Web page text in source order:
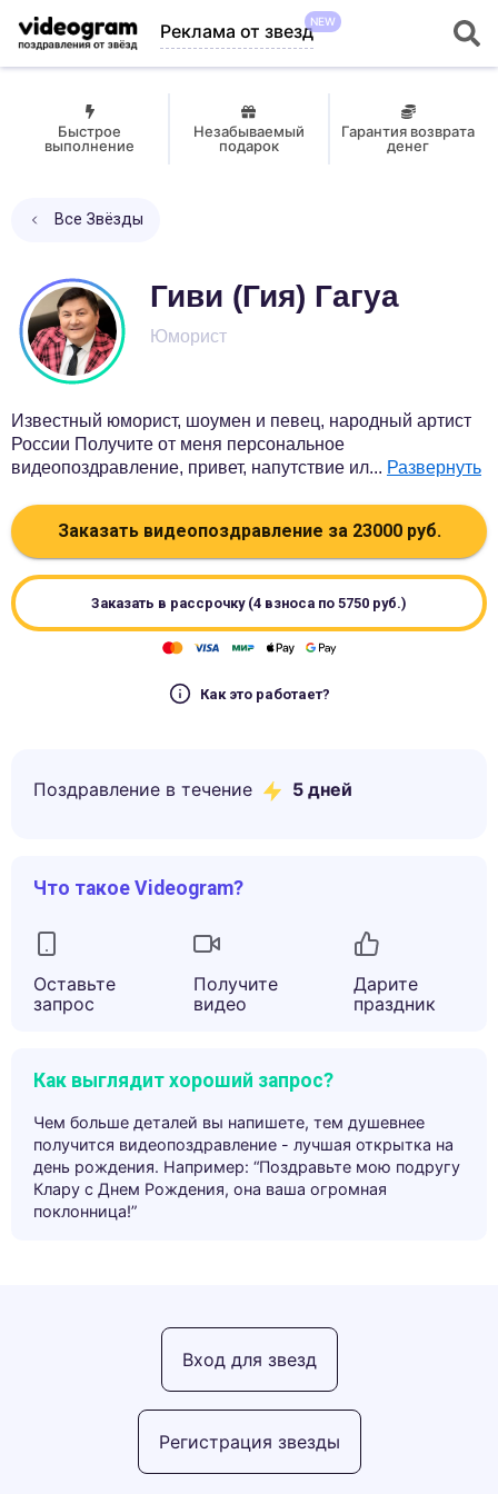
Реклама от звездNEW
Быстрое
выполнение
Незабываемый
подарок
Гарантия возврата
денег
Все Звёзды
Гиви (Гия) Гагуа
Юморист
Известный юморист, шоумен и певец, народный артист
России Получите от меня персональное
видеопоздравление, привет, напутствие ил... Развернуть
Заказать видеопоздравление за 23000руб.
Заказать в рассрочку (4 взноса по 5750 руб.)
Как это работает?
Поздравление в течение 5 дней
Что такое Videogram?
Оставьте
запрос
Получите
видео
Дарите
праздник
Как выглядит хороший запрос?
Чем больше деталей вы напишете, тем душевнее
получится видеопоздравление - лучшая открытка на
день рождения. Например: “Поздравьте мою подругу
Клару с Днем Рождения, она ваша огромная
поклонница!”
Регистрация звезды
Вход для звезд